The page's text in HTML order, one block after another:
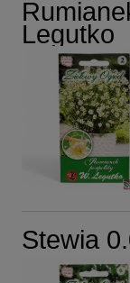
Legutko
Stewia